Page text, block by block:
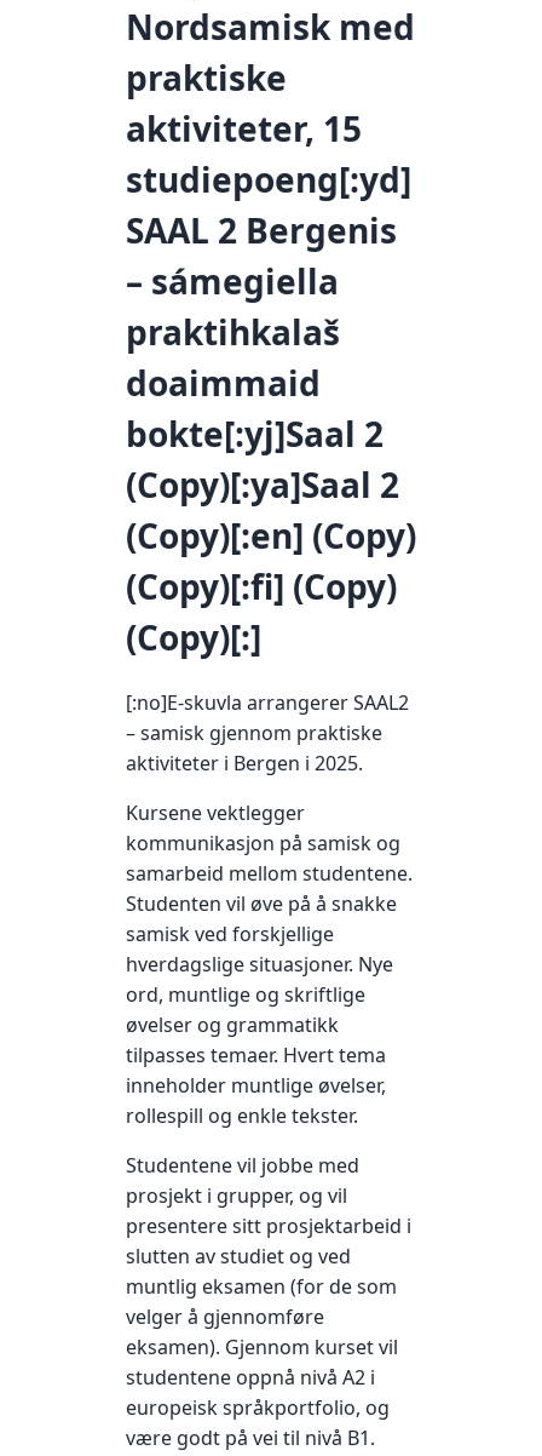
Nordsamisk med
praktiske
aktiviteter, 15
studiepoeng[:yd]
SAAL 2 Bergenis
– sámegiella
praktihkalaš
doaimmaid
bokte[:yj]Saal 2
(Copy)[:ya]Saal 2
(Copy)[:en] (Copy)
(Copy)[:fi] (Copy)
(Copy)[:]
[:no]E-skuvla arrangerer SAAL2
– samisk gjennom praktiske
aktiviteter i Bergen i 2025.
Kursene vektlegger
kommunikasjon på samisk og
samarbeid mellom studentene.
Studenten vil øve på å snakke
samisk ved forskjellige
hverdagslige situasjoner. Nye
ord, muntlige og skriftlige
øvelser og grammatikk
tilpasses temaer. Hvert tema
inneholder muntlige øvelser,
rollespill og enkle tekster.
Studentene vil jobbe med
prosjekt i grupper, og vil
presentere sitt prosjektarbeid i
slutten av studiet og ved
muntlig eksamen (for de som
velger å gjennomføre
eksamen). Gjennom kurset vil
studentene oppnå nivå A2 i
europeisk språkportfolio, og
være godt på vei til nivå B1.